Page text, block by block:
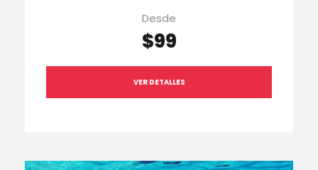
Desde
$99
VER DETALLES